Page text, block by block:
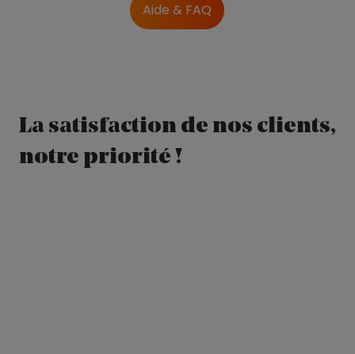
Aide & FAQ
La satisfaction de nos clients,
notre priorité !